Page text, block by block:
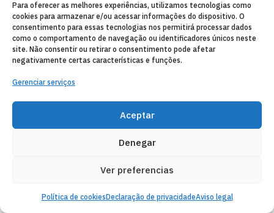
Para oferecer as melhores experiências, utilizamos tecnologias como
cookies para armazenar e/ou acessar informações do dispositivo. O
consentimento para essas tecnologias nos permitirá processar dados
como o comportamento de navegação ou identificadores únicos neste
site. Não consentir ou retirar o consentimento pode afetar
negativamente certas características e funções.
Gerenciar serviços
Aceptar
Denegar
Ver preferencias
Política de cookiesDeclaração de privacidadeAviso legal
AVISO LEGAL
POLÍTICA DE PRIVACIDADE
CONTATO
CORREIO ELETRÔNICO